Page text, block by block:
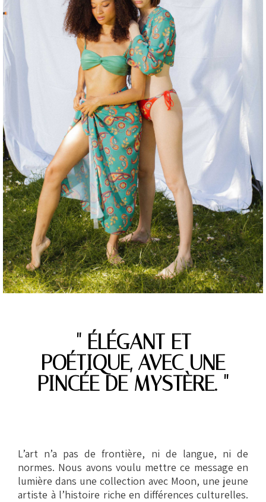
" ÉLÉGANT ET
POÉTIQUE, AVEC UNE
PINCÉE DE MYSTÈRE. "
L’art n’a pas de frontière, ni de langue, ni de
normes. Nous avons voulu mettre ce message en
lumière dans une collection avec Moon, une jeune
artiste à l’histoire riche en différences culturelles.